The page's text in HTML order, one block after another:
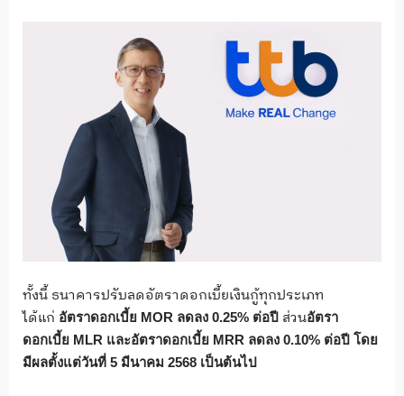
ทั้งนี้ ธนาคารปรับลดอัตราดอกเบี้ยเงินกู้ทุกประเภท
ได้แก่ อัตราดอกเบี้ย MOR ลดลง 0.25% ต่อปี ส่วนอัตรา
ดอกเบี้ย MLR และอัตราดอกเบี้ย MRR ลดลง 0.10% ต่อปี โดย
มีผลตั้งแต่วันที่ 5 มีนาคม 2568 เป็นต้นไป